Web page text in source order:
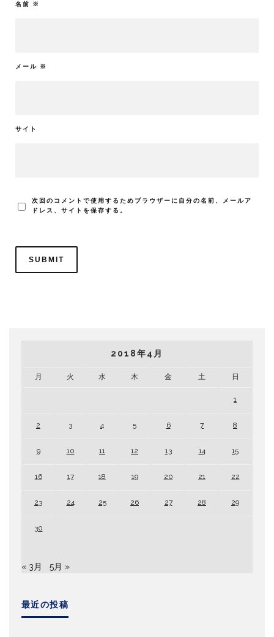
名前 ※
メール ※
サイト
次回のコメントで使用するためブラウザーに自分の名前、メールア
ドレス、サイトを保存する。
2018年4月
月 火 水 木 金 土 日
1
2 3 4 5 6 7 8
9 10 11 12 13 14 15
16 17 18 19 20 21 22
23 24 25 26 27 28 29
30
« 3月 5月 »
最近の投稿